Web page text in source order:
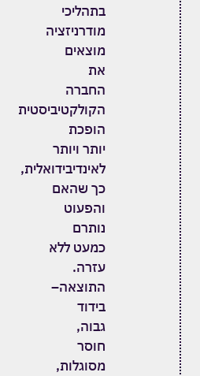
בתהליכי
מודרניזציה
מוצאים
את
החברה
הקולקטיביסטית
הופכת
יותר ויותר
לאינדיבידואלית,
כך שהאם
והפעוט
נותרם
כמעט ללא
עזרה.
התוצאה–
בידוד
גבוה,
חוסר
מסוגלות,